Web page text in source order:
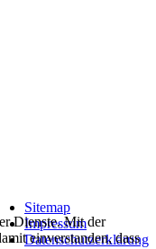
Sitemap
Impressum
Datenschutzerklärung
Dienste. Mit der
einverstanden, dass